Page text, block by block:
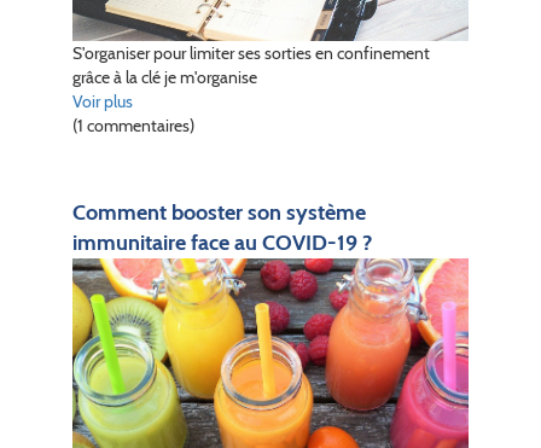
S'organiser pour limiter ses sorties en confinement
grâce à la clé je m'organise
Voir plus
(1 commentaires)
Comment booster son système
immunitaire face au COVID-19 ?